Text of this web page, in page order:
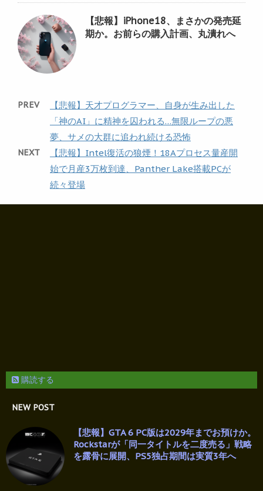
【悲報】iPhone18、まさかの発売延
期か。お前らの購入計画、丸潰れへ
PREV
【悲報】天才プログラマー、自身が生み出した
「神のAI」に精神を囚われる…無限ループの悪
夢、サメの大群に追われ続ける恐怖
NEXT
【悲報】Intel復活の狼煙！18Aプロセス量産開
始で月産3万枚到達、Panther Lake搭載PCが
続々登場
購読する
NEW POST
【悲報】GTA 6 PC版は2029年までお預けか。
Rockstarが「同一タイトルを二度売る」戦略
を露骨に展開、PS5独占期間は実質3年へ